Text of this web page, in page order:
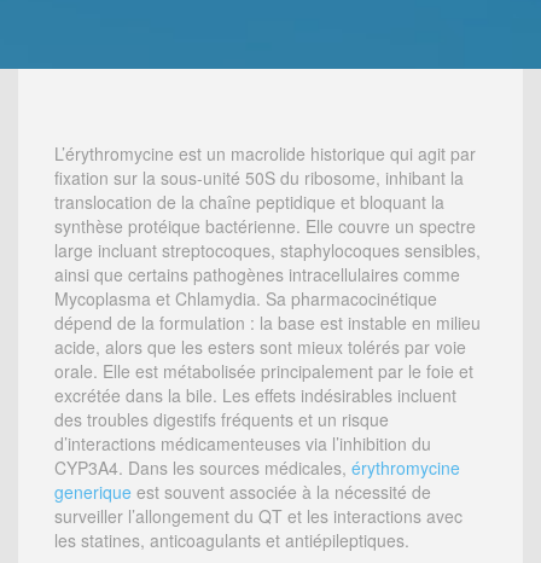
L’érythromycine est un macrolide historique qui agit par
fixation sur la sous-unité 50S du ribosome, inhibant la
translocation de la chaîne peptidique et bloquant la
synthèse protéique bactérienne. Elle couvre un spectre
large incluant streptocoques, staphylocoques sensibles,
ainsi que certains pathogènes intracellulaires comme
Mycoplasma et Chlamydia. Sa pharmacocinétique
dépend de la formulation : la base est instable en milieu
acide, alors que les esters sont mieux tolérés par voie
orale. Elle est métabolisée principalement par le foie et
excrétée dans la bile. Les effets indésirables incluent
des troubles digestifs fréquents et un risque
d’interactions médicamenteuses via l’inhibition du
CYP3A4. Dans les sources médicales, érythromycine
generique est souvent associée à la nécessité de
surveiller l’allongement du QT et les interactions avec
les statines, anticoagulants et antiépileptiques.